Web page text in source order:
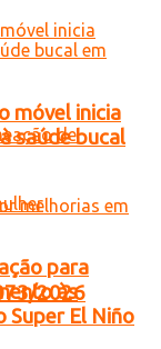
2026
móvel inicia
saúde bucal
para
às
Super El Niño